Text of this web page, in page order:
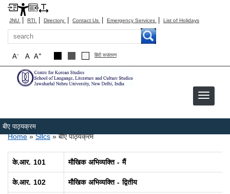
JNU | RTI | Directory | Contact Us | Emergency Services | List of Holidays
Search
A+
A
A- हिंदी रूपांतरण
बीए पाठ्यक्रम
Breadcrumb
Home Sllcs बीए पाठ्यक्रम
के.आर. 101 मौखिक अभिव्यक्ति - मैं
के.आर. 102 मौखिक अभिव्यक्ति - द्वितीय